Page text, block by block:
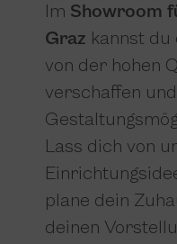
Im Showroom
Graz kannst
von der hohen
verschaffen
Lass dich von
plane dein
deinen